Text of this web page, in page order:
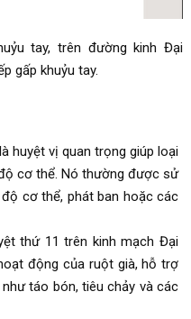
tay, trên đường kinh Đại
gấp khuỷu tay.
huyệt vị quan trọng giúp loại
cơ thể. Nó thường được sử
cơ thể, phát ban hoặc các
thứ 11 trên kinh mạch Đại
động của ruột già, hỗ trợ
táo bón, tiêu chảy và các